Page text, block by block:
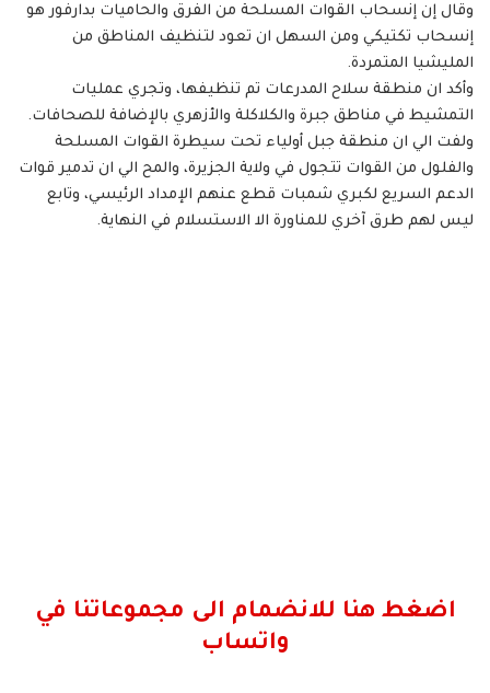
وقال إن إنسحاب القوات المسلحة من الفرق والحاميات بدارفور هو
إنسحاب تكتيكي ومن السهل ان تعود لتنظيف المناطق من
المليشيا المتمردة.
وأكد ان منطقة سلاح المدرعات تم تنظيفها، وتجري عمليات
التمشيط في مناطق جبرة والكلاكلة والأزهري بالإضافة للصحافات.
ولفت الي ان منطقة جبل أولياء تحت سيطرة القوات المسلحة
والفلول من القوات تتجول في ولاية الجزيرة، والمح الي ان تدمير قوات
الدعم السريع لكبري شمبات قطع عنهم الإمداد الرئيسي، وتابع
ليس لهم طرق آخري للمناورة الا الاستسلام في النهاية.
اضغط هنا للانضمام الى مجموعاتنا في
واتساب